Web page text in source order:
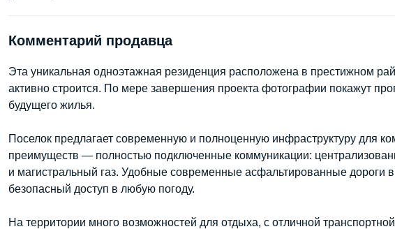
Комментарий продавца
Эта уникальная одноэтажная резиденция расположена в престижном
активно строится. По мере завершения проекта фотографии покажут
будущего жилья.
Поселок предлагает современную и полноценную инфраструктуру для
преимуществ — полностью подключенные коммуникации:
и магистральный газ. Удобные современные асфальтированные дороги
безопасный доступ в любую погоду.
На территории много возможностей для отдыха, с отличной